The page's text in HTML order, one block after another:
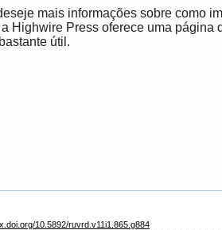
mais informações sobre como
a Highwire Press oferece uma página
bastante útil.
10.5892/ruvrd.v11i1.865.g884